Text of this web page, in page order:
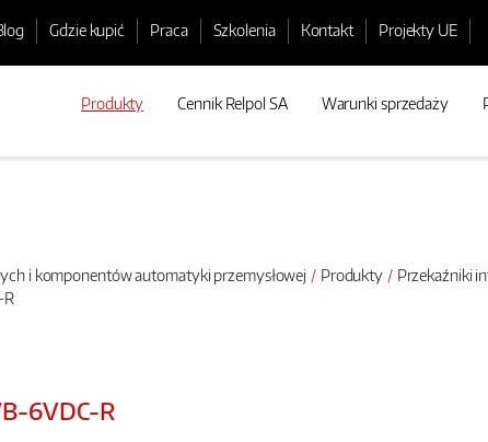
Gdzie kupić Praca Szkolenia Kontakt Projekty UE
Produkty Cennik Relpol SA Warunki sprzedaży
i komponentów automatyki przemysłowej Produkty Przekaźniki
R
6VDC-R